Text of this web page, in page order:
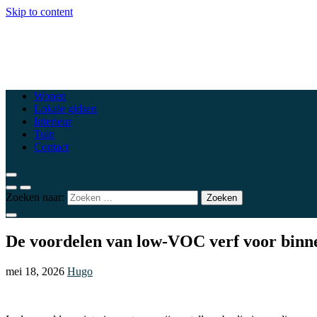
Skip to content
Wonen
Lokale gidsen
Interieur
Tuin
Contact
Zoeken naar:
De voordelen van low-VOC verf voor
mei 18, 2026 Hugo